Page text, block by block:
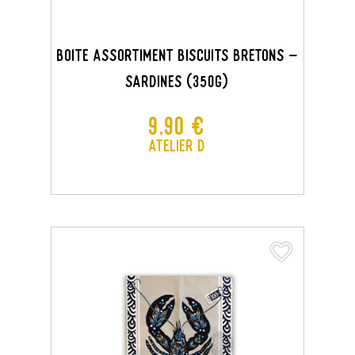
Boite Assortiment Biscuits Bretons -
Sardines (350G)
Prix
9,90 €
Atelier D
favorite_border
favorite_border